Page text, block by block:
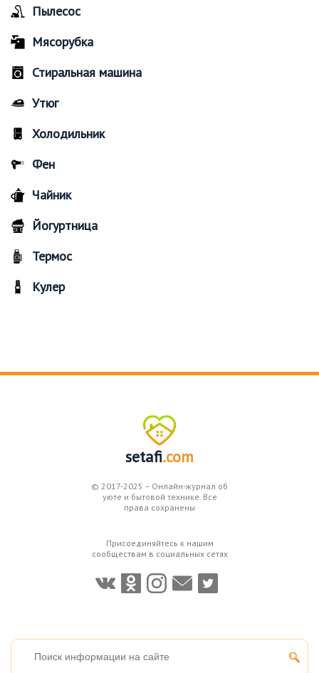
Пылесос
Мясорубка
Стиральная машина
Утюг
Холодильник
Фен
Чайник
Йогуртница
Термос
Кулер
setafi.com
© 2017-2025 – Онлайн-журнал об
уюте и бытовой технике. Все
права сохранены
Присоединяйтесь к нашим
сообществам в социальных сетях